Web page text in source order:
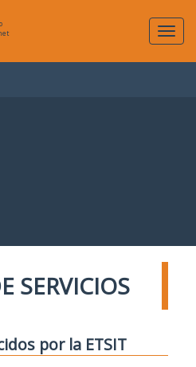
SERVICIOS
por la ETSIT